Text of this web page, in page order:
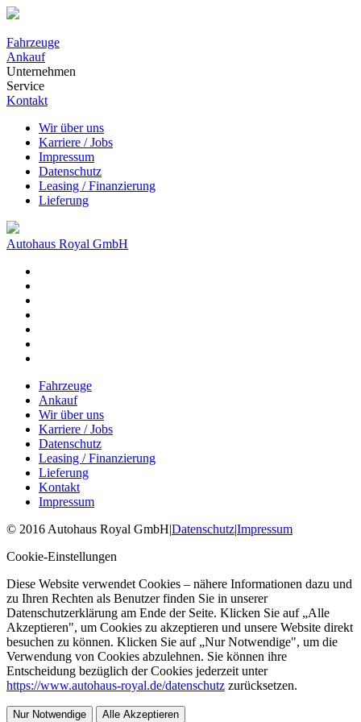
Fahrzeuge
Ankauf
Unternehmen
Service
Kontakt
Wir über uns
Karriere / Jobs
Impressum
Datenschutz
Leasing / Finanzierung
Lieferung
Autohaus Royal GmbH
Fahrzeuge
Ankauf
Wir über uns
Karriere / Jobs
Datenschutz
Leasing / Finanzierung
Lieferung
Kontakt
Impressum
© 2016 Autohaus Royal GmbH|Datenschutz|Impressum
Cookie-Einstellungen
Diese Website verwendet Cookies – nähere Informationen dazu und
zu Ihren Rechten als Benutzer finden Sie in unserer
Datenschutzerklärung am Ende der Seite. Klicken Sie auf „Alle
Akzeptieren", um Cookies zu akzeptieren und unsere Website direkt
besuchen zu können. Klicken Sie auf „Nur Notwendige", um die
Verwendung von Cookies abzulehnen. Sie können ihre
Entscheidung bezüglich der Cookies jederzeit unter
https://www.autohaus-royal.de/datenschutz zurücksetzen.
Nur Notwendige Alle Akzeptieren